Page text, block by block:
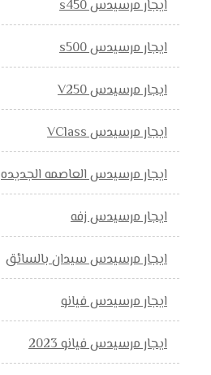
ايجار مرسيدس s450
ايجار مرسيدس s500
ايجار مرسيدس V250
ايجار مرسيدس VClass
ايجار مرسيدس العاصمه الجديده
ايجار مرسيدس زفه
ايجار مرسيدس سيدان بالسائق
ايجار مرسيدس فيانو
ايجار مرسيدس فيانو 2023